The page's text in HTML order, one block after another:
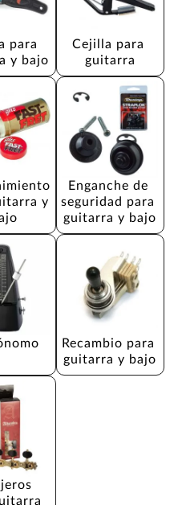
para
y bajo
Cejilla para
guitarra
y
Enganche de
seguridad para
guitarra y bajo
Recambio para
guitarra y bajo